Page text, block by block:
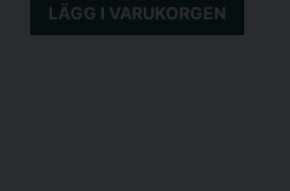
LÄGG I VARUKORGEN